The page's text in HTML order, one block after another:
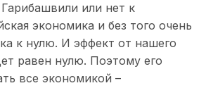
или нет к
экономика и без того очень
к нулю. И эффект от нашего
равен нулю. Поэтому его
все экономикой –